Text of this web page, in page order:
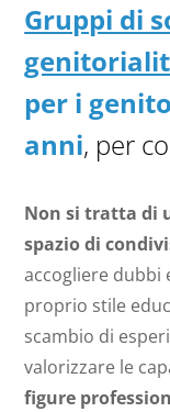
Gruppi di
per i
anni, per
Non si tratta di
spazio di
accogliere dubbi
proprio stile
scambio di
valorizzare le
figure